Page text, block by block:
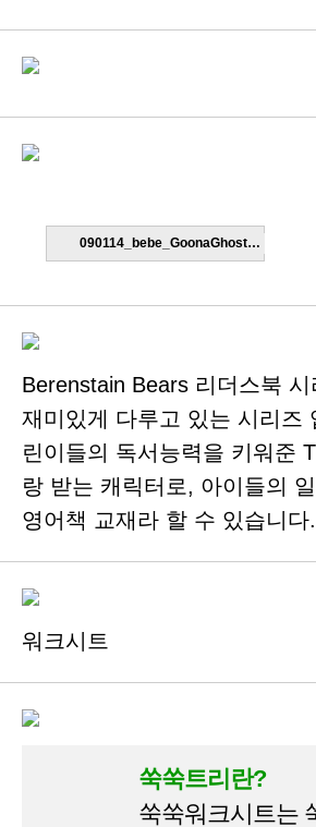
090114_bebe_GoonaGhostWalk.hwp
Berenstain Bears 리더스북
재미있게 다루고 있는 시리즈
린이들의 독서능력을 키워준
랑 받는 캐릭터로, 아이들의
영어책 교재라 할 수 있습니다.
워크시트
쑥쑥트리란?
쑥쑥워크시트는